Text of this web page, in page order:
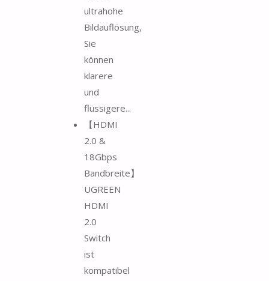
ultrahohe
Bildauflösung,
Sie
können
klarere
und
flüssigere...
【HDMI
2.0 &
18Gbps
Bandbreite】
UGREEN
HDMI
2.0
Switch
ist
kompatibel